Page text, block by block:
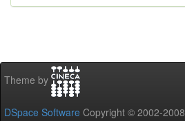
Theme by
DSpace Software Copyright © 2002-2008